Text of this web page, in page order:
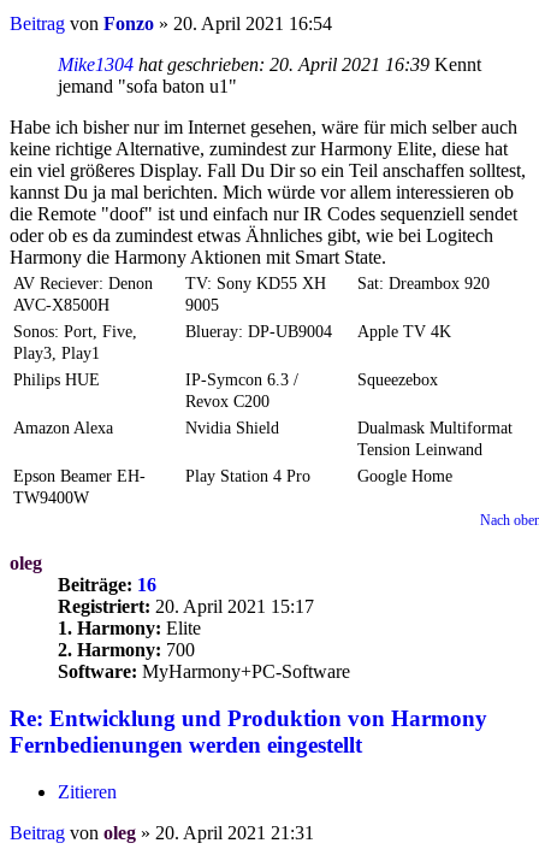
Beitrag von Fonzo » 20. April 2021 16:54
Mike1304 hat geschrieben: 20. April 2021 16:39 Kennt
jemand "sofa baton u1"
Habe ich bisher nur im Internet gesehen, wäre für mich selber auch
keine richtige Alternative, zumindest zur Harmony Elite, diese hat
ein viel größeres Display. Fall Du Dir so ein Teil anschaffen solltest,
kannst Du ja mal berichten. Mich würde vor allem interessieren ob
die Remote "doof" ist und einfach nur IR Codes sequenziell sendet
oder ob es da zumindest etwas Ähnliches gibt, wie bei Logitech
Harmony die Harmony Aktionen mit Smart State.
AV Reciever: Denon
AVC-X8500H
TV: Sony KD55 XH
9005
Sat: Dreambox 920
Sonos: Port, Five,
Play3, Play1
Blueray: DP-UB9004 Apple TV 4K
Philips HUE
IP-Symcon 6.3 /
Revox C200
Squeezebox
Amazon Alexa Nvidia Shield
Dualmask Multiformat
Tension Leinwand
Epson Beamer EH-
TW9400W
Play Station 4 Pro Google Home
Nach
oleg
Beiträge: 16
Registriert: 20. April 2021 15:17
1. Harmony: Elite
2. Harmony: 700
Software: MyHarmony+PC-Software
Re: Entwicklung und Produktion von Harmony
Fernbedienungen werden eingestellt
Zitieren
Beitrag von oleg » 20. April 2021 21:31